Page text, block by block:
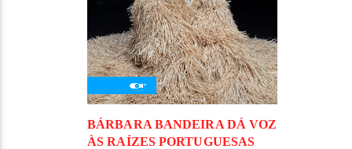
BÁRBARA BANDEIRA DÁ VOZ
ÀS RAÍZES PORTUGUESAS